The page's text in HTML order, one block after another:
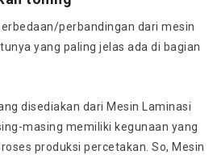
perbandingan dari mesin
yang paling jelas ada di bagian
disediakan dari Mesin Laminasi
masing memiliki kegunaan yang
produksi percetakan. So, Mesin